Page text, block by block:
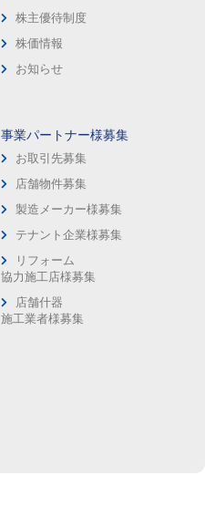
株主優待制度
株価情報
お知らせ
事業パートナー様募集
お取引先募集
店舗物件募集
製造メーカー様募集
テナント企業様募集
リフォーム
協力施工店様募集
店舗什器
施工業者様募集